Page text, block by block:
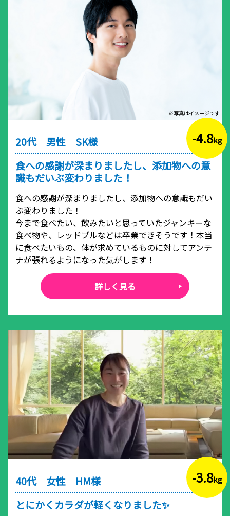
※写真はイメージです
-4.8kg
20代 男性 SK様
食への感謝が深まりましたし、添加物への意
識もだいぶ変わりました！
食への感謝が深まりましたし、添加物への意識もだい
ぶ変わりました！
今まで食べたい、飲みたいと思っていたジャンキーな
食べ物や、レッドブルなどは卒業できそうです！本当
に食べたいもの、体が求めているものに対してアンテ
ナが張れるようになった気がします！
詳しく見る
-3.8kg
40代 女性 HM様
とにかくカラダが軽くなりました✨